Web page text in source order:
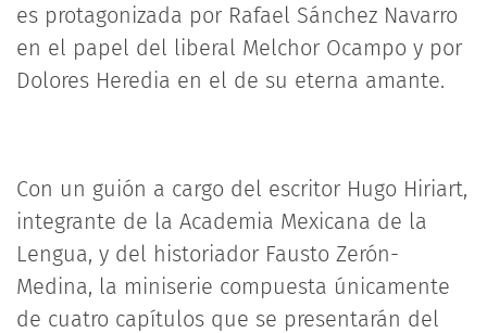
es protagonizada por Rafael Sánchez Navarro
en el papel del liberal Melchor Ocampo y por
Dolores Heredia en el de su eterna amante.
Con un guión a cargo del escritor Hugo Hiriart,
integrante de la Academia Mexicana de la
Lengua, y del historiador Fausto Zerón-
Medina, la miniserie compuesta únicamente
de cuatro capítulos que se presentarán del